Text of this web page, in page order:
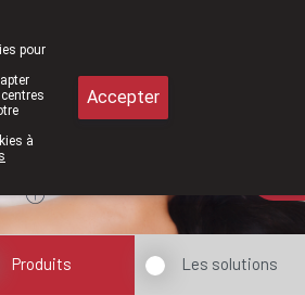
610300
Produits Les solutions
pour
à
Accepter